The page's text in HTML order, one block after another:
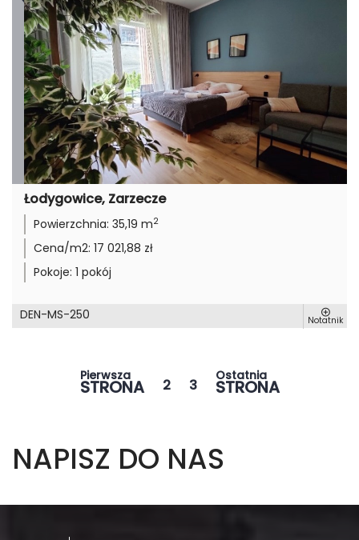
Łodygowice, Zarzecze
Powierzchnia: 35,19 m2
Cena/m2: 17 021,88 zł
Pokoje: 1 pokój
DEN-MS-250 Notatnik
Pierwsza
STRONA 2 3
Ostatnia
STRONA
NAPISZ DO NAS